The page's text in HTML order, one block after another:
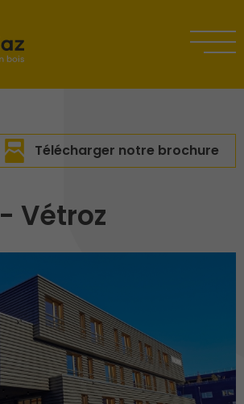
Télécharger notre brochure
- Vétroz